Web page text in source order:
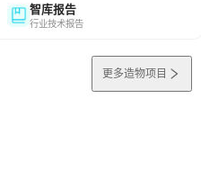
智库报告
行业技术报告
更多造物项目